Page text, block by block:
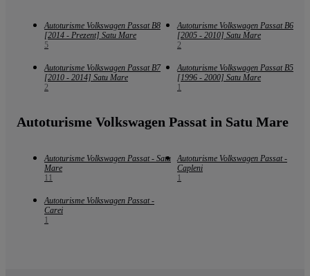
Autoturisme Volkswagen Passat B8
[2014 - Prezent] Satu Mare
5
Autoturisme Volkswagen Passat B6
[2005 - 2010] Satu Mare
2
Autoturisme Volkswagen Passat B7
[2010 - 2014] Satu Mare
2
Autoturisme Volkswagen Passat B5
[1996 - 2000] Satu Mare
1
Autoturisme Volkswagen Passat in Satu Mare
Autoturisme Volkswagen Passat - Satu
Mare
11
Autoturisme Volkswagen Passat -
Capleni
1
Autoturisme Volkswagen Passat -
Carei
1